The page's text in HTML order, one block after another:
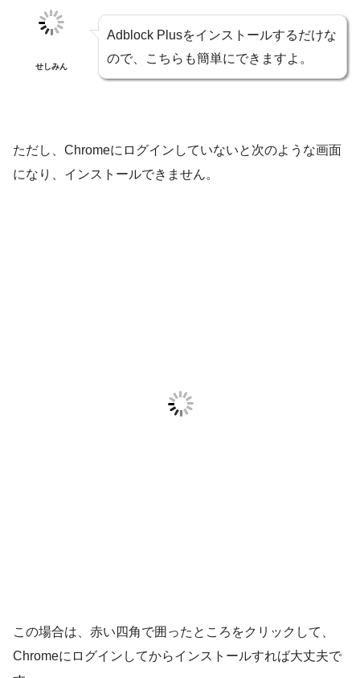
せしみん
Adblock Plusをインストールするだけな
ので、こちらも簡単にできますよ。
ただし、Chromeにログインしていないと次のような画面
になり、インストールできません。
この場合は、赤い四角で囲ったところをクリックして、
Chromeにログインしてからインストールすれば大丈夫で